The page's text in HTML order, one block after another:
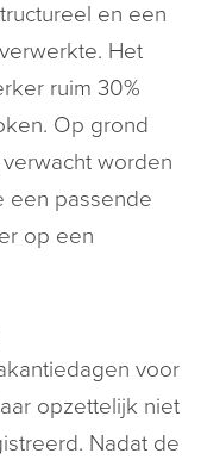
en een
Het
ruim 30%
Op grond
worden
een passende
op een
voor
opzettelijk niet
Nadat de